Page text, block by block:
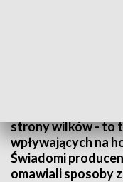
strony wilków - to
wpływających na
Świadomi
omawiali sposoby